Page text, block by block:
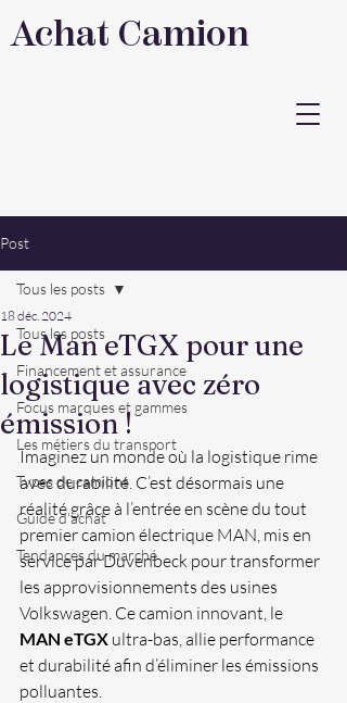
Achat Camion
Post
Tous les posts
Financement et assurance
Focus marques et gammes
Les métiers du transport
Types de camions
Guide d'achat
Tendances du marché
Tous les posts
Le Man eTGX pour une
logistique avec zéro
émission !
18 déc. 2024
Imaginez un monde où la logistique rime
avec durabilité. C’est désormais une
réalité grâce à l’entrée en scène du tout
premier camion électrique MAN, mis en
service par Duvenbeck pour transformer
les approvisionnements des usines
Volkswagen. Ce camion innovant, le
MAN eTGX ultra-bas, allie performance
et durabilité afin d’éliminer les émissions
polluantes.